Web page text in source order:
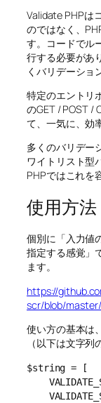
Validate PHPは
のではなく、
す。コードでル
行する必要があ
くバリデーショ
特定のエントリ
のGET / POST /
て、一気に、効
多くのバリデー
ワイトリスト型
PHPではこれを
使用方法
個別に「入力値
指定する感覚」
ます。
https://
scr/blob/
使い方の基本は
（以下は文字列
$string = [